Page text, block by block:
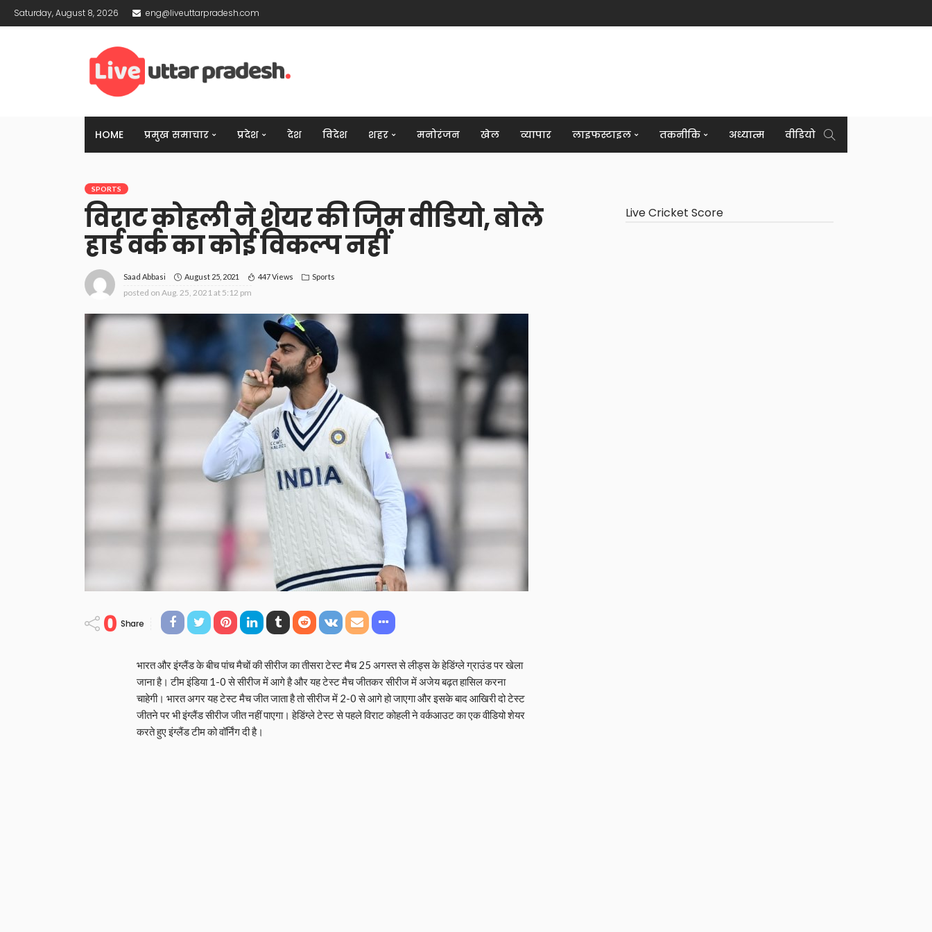
Saturday, August 8, 2026 eng@liveuttarpradesh.com
HOME प्रमुख समाचार प्रदेश देश विदेश शहर मनोरंजन खेल व्यापार लाइफस्टाइल तकनीकि अध्यात्म वीडियो
SPORTS
विराट कोहली ने शेयर की जिम वीडियो, बोले
हार्ड वर्क का कोई विकल्प नहीं
Saad Abbasi August 25, 2021 447 Views Sports
posted on Aug. 25, 2021 at 5:12 pm
0 Share
भारत और इंग्लैंड के बीच पांच मैचों की सीरीज का तीसरा टेस्ट मैच 25 अगस्त से लीड्स के हेडिंग्ले ग्राउंड पर खेला
जाना है। टीम इंडिया 1-0 से सीरीज में आगे है और यह टेस्ट मैच जीतकर सीरीज में अजेय बढ़त हासिल करना
चाहेगी। भारत अगर यह टेस्ट मैच जीत जाता है तो सीरीज में 2-0 से आगे हो जाएगा और इसके बाद आखिरी दो टेस्ट
जीतने पर भी इंग्लैंड सीरीज जीत नहीं पाएगा। हेडिंग्ले टेस्ट से पहले विराट कोहली ने वर्कआउट का एक वीडियो शेयर
करते हुए इंग्लैंड टीम को वॉर्निंग दी है।
Live Cricket Score